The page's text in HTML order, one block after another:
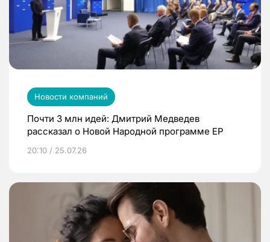
Новости компаний
Почти 3 млн идей: Дмитрий Медведев
рассказал о Новой Народной программе ЕР
20:10 / 25.07.26